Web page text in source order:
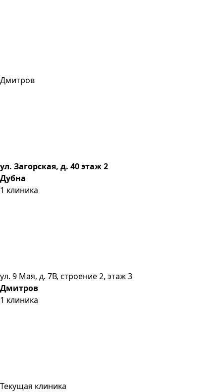
Дмитров
ул. Загорская, д. 40 этаж 2
Дубна
1 клиника
ул. 9 Мая, д. 7В, строение 2, этаж 3
Дмитров
1 клиника
Текущая клиника